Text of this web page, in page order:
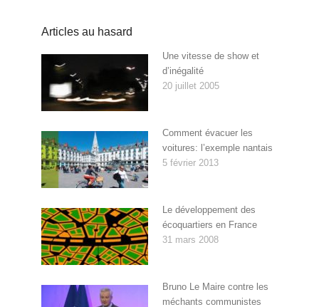
Articles au hasard
Une vitesse de show et
d’inégalité
20 juillet 2005
Comment évacuer les
voitures: l’exemple nantais
5 février 2013
Le développement des
écoquartiers en France
31 mars 2008
Bruno Le Maire contre les
méchants communistes